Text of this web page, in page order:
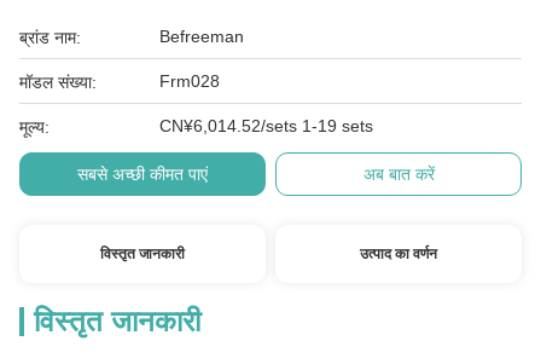
ब्रांड नाम: Befreeman
मॉडल संख्या: Frm028
मूल्य: CN¥6,014.52/sets 1-19 sets
सबसे अच्छी कीमत पाएं अब बात करें
विस्तृत जानकारी उत्पाद का वर्णन
विस्तृत जानकारी